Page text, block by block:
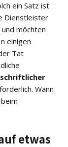
ein Satz ist
Dienstleister
möchten
einigen
Tat
schriftlicher
Wann
etwas